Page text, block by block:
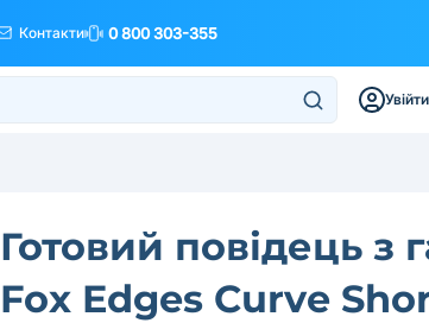
Контакти 0 800 303-355
Увійти
Готовий повідець з
Fox Edges Curve